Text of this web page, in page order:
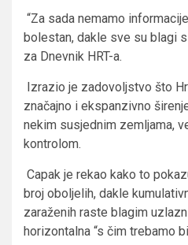
“Za sada nemamo
bolestan, dakle sve su blagi
za Dnevnik HRT-a.
Izrazio je zadovoljstvo što
značajno i ekspanzivno
nekim susjednim zemljama,
kontrolom.
Capak je rekao kako to
broj oboljelih, dakle
zaraženih raste blagim
horizontalna “s čim trebamo